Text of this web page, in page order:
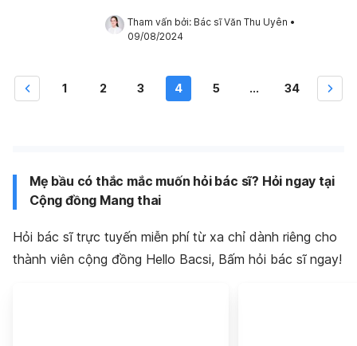
Tham vấn bởi: Bác sĩ Văn Thu Uyên •
09/08/2024
1 2 3 4 5 ... 34
Mẹ bầu có thắc mắc muốn hỏi bác sĩ? Hỏi ngay tại
Cộng đồng Mang thai
Hỏi bác sĩ trực tuyến miễn phí từ xa chỉ dành riêng cho
thành viên cộng đồng Hello Bacsi, Bấm hỏi bác sĩ ngay!